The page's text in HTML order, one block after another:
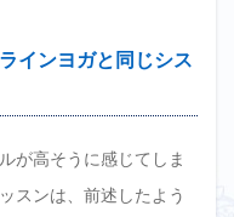
インヨガと同じシス
が高そうに感じてしま
スンは、前述したよう